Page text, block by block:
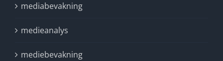
mediabevakning
medieanalys
mediebevakning